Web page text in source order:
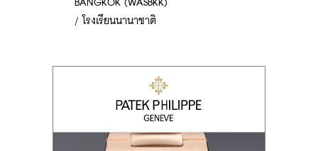
BANGKOK (WASBKK)
/ โรงเรียนนานาชาติ